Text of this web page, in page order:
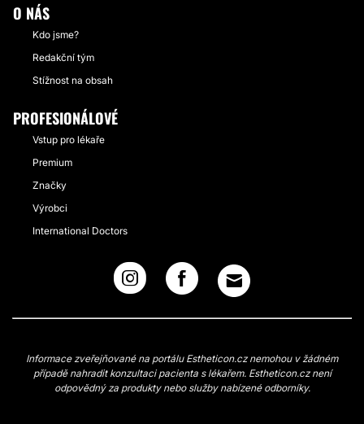
O NÁS
Kdo jsme?
Redakční tým
Stížnost na obsah
PROFESIONÁLOVÉ
Vstup pro lékaře
Premium
Značky
Výrobci
International Doctors
Informace zveřejňované na portálu Estheticon.cz nemohou v žádném
případě nahradit konzultaci pacienta s lékařem. Estheticon.cz není
odpovědný za produkty nebo služby nabízené odborníky.